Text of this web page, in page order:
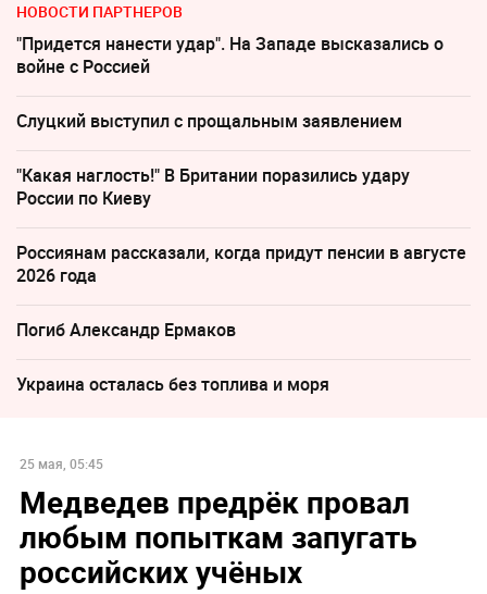
НОВОСТИ ПАРТНЕРОВ
"Придется нанести удар". На Западе высказались о
войне с Россией
Слуцкий выступил с прощальным заявлением
"Какая наглость!" В Британии поразились удару
России по Киеву
Россиянам рассказали, когда придут пенсии в августе
2026 года
Погиб Александр Ермаков
Украина осталась без топлива и моря
25 мая, 05:45
Медведев предрёк провал
любым попыткам запугать
российских учёных